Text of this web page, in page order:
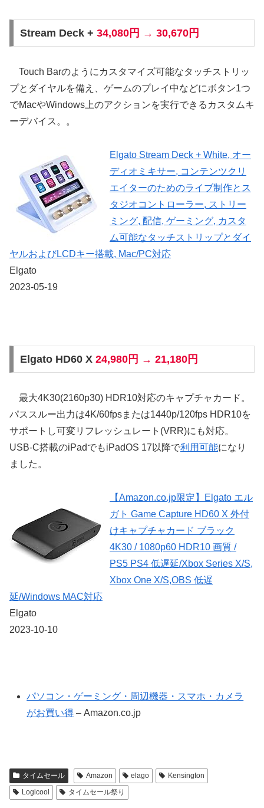
Stream Deck + 34,080円 → 30,670円
Touch Barのようにカスタマイズ可能なタッチストリッ
プとダイヤルを備え、ゲームのプレイ中などにボタン1つ
でMacやWindows上のアクションを実行できるカスタムキ
ーデバイス。。
Elgato Stream Deck + White, オー
ディオミキサー, コンテンツクリ
エイターのためのライブ制作とス
タジオコントローラー, ストリー
ミング, 配信, ゲーミング, カスタ
ム可能なタッチストリップとダイ
ヤルおよびLCDキー搭載, Mac/PC対応
Elgato
2023-05-19
Elgato HD60 X 24,980円 → 21,180円
最大4K30(2160p30) HDR10対応のキャプチャカード。
パススルー出力は4K/60fpsまたは1440p/120fps HDR10を
サポートし可変リフレッシュレート(VRR)にも対応。
USB-C搭載のiPadでもiPadOS 17以降で利用可能になり
ました。
【Amazon.co.jp限定】Elgato エル
ガト Game Capture HD60 X 外付
けキャプチャカード ブラック
4K30 / 1080p60 HDR10 画質 /
PS5 PS4 低遅延/Xbox Series X/S,
Xbox One X/S,OBS 低遅
延/Windows MAC対応
Elgato
2023-10-10
パソコン・ゲーミング・周辺機器・スマホ・カメラ
がお買い得 – Amazon.co.jp
タイムセール Amazon elago
Kensington
Logicool
タイムセール祭り